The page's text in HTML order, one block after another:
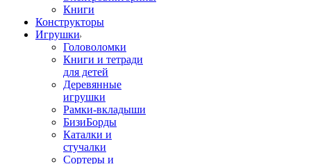
Книги
Конструкторы
Игрушки
Головоломки
Книги и тетради
для детей
Деревянные
игрушки
Рамки-вкладыши
БизиБорды
Каталки и
стучалки
Сортеры и